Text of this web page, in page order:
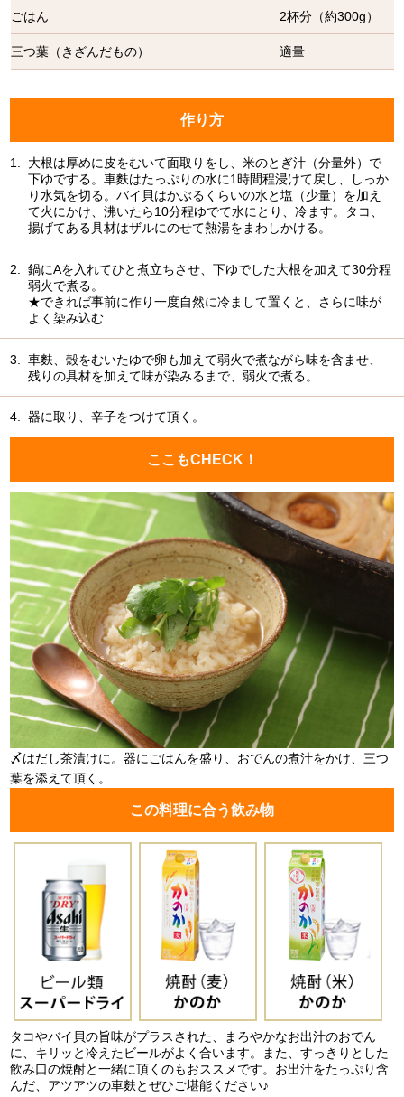
ごはん 2杯分（約300g）
三つ葉（きざんだもの） 適量
作り方
1.
大根は厚めに皮をむいて面取りをし、米のとぎ汁（分量外）で
下ゆでする。車麩はたっぷりの水に1時間程浸けて戻し、しっか
り水気を切る。バイ貝はかぶるくらいの水と塩（少量）を加え
て火にかけ、沸いたら10分程ゆでて水にとり、冷ます。タコ、
揚げてある具材はザルにのせて熱湯をまわしかける。
2.
鍋にAを入れてひと煮立ちさせ、下ゆでした大根を加えて30分程
弱火で煮る。
★できれば事前に作り一度自然に冷まして置くと、さらに味が
よく染み込む
3.
車麩、殻をむいたゆで卵も加えて弱火で煮ながら味を含ませ、
残りの具材を加えて味が染みるまで、弱火で煮る。
4. 器に取り、辛子をつけて頂く。
ここもCHECK！
〆はだし茶漬けに。器にごはんを盛り、おでんの煮汁をかけ、三つ
葉を添えて頂く。
この料理に合う飲み物
タコやバイ貝の旨味がプラスされた、まろやかなお出汁のおでん
に、キリッと冷えたビールがよく合います。また、すっきりとした
飲み口の焼酎と一緒に頂くのもおススメです。お出汁をたっぷり含
んだ、アツアツの車麩とぜひご堪能ください♪